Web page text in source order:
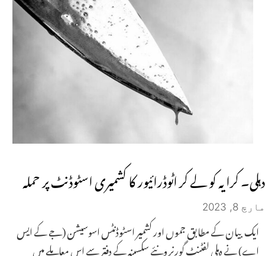
دہلی۔ کرایہ کو لے کر اٹوڈرائیور کا کشمیری اسٹوڈنٹ پر حملہ
مارچ 8, 2023
ایک بیان کے مطابق جموں اور کشمیر اسٹوڈنٹس اسوسیشن (جے کے ایس
اے) نے دہلی لفٹنٹ گورنر ونئے سکسینہ کے دفتر سے اس معاملے میں